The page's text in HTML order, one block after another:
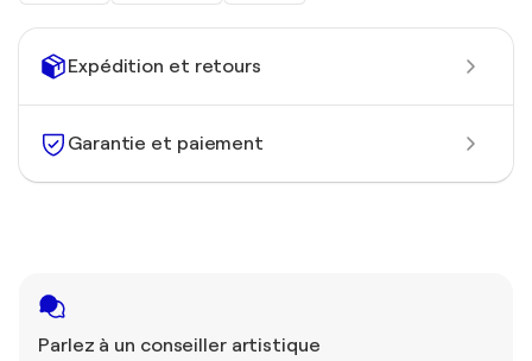
Expédition et retours
Garantie et paiement
Parlez à un conseiller artistique